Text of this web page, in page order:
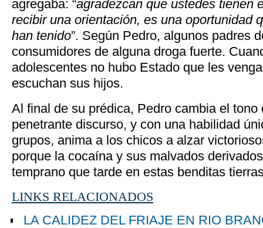
agregaba: “agradezcan que ustedes tienen
recibir una orientación, es una oportunidad
han tenido”. Según Pedro, algunos padres
consumidores de alguna droga fuerte.
adolescentes no hubo Estado que les
escuchan sus hijos.
Al final de su prédica, Pedro cambia el tono
penetrante discurso, y con una habilidad
grupos, anima a los chicos a alzar
porque la cocaína y sus malvados
temprano que tarde en estas benditas
LINKS RELACIONADOS
LA CALIDEZ DEL FRIAJE EN RIO